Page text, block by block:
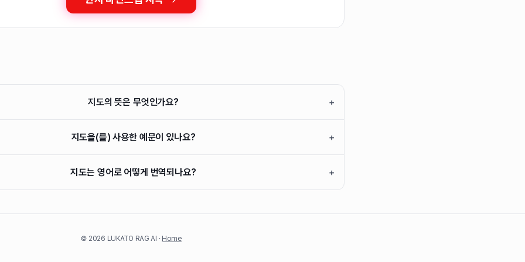
지도의 뜻은 무엇인가요? +
지도을(를) 사용한 예문이 있나요? +
지도는 영어로 어떻게 번역되나요? +
© 2026 LUKATO RAG AI · Home